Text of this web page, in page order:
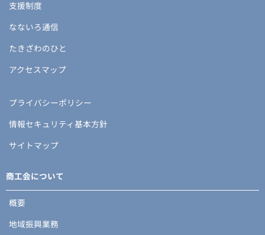
支援制度
なないろ通信
たきざわのひと
アクセスマップ
プライバシーポリシー
情報セキュリティ基本方針
サイトマップ
商工会について
概要
地域振興業務